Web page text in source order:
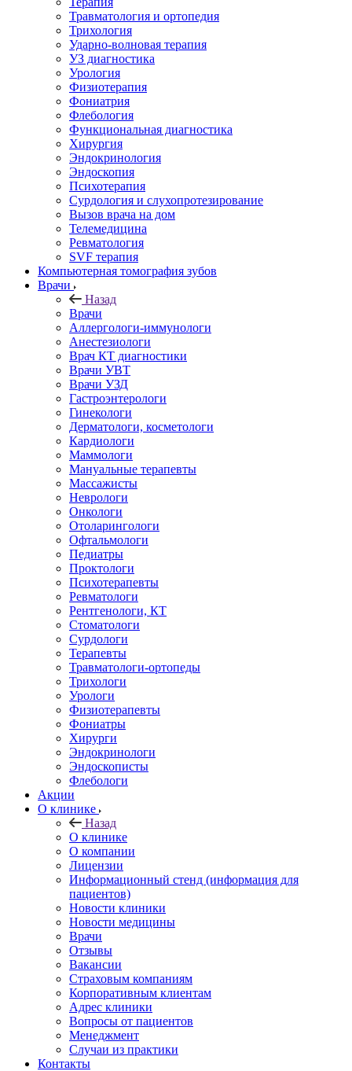
Травматология и ортопедия
Трихология
Ударно-волновая терапия
УЗ диагностика
Урология
Физиотерапия
Фониатрия
Флебология
Функциональная диагностика
Хирургия
Эндокринология
Эндоскопия
Психотерапия
Сурдология и слухопротезирование
Вызов врача на дом
Телемедицина
Ревматология
SVF терапия
Компьютерная томография зубов
Врачи
Назад
Врачи
Аллергологи-иммунологи
Анестезиологи
Врач КТ диагностики
Врачи УВТ
Врачи УЗД
Гастроэнтерологи
Гинекологи
Дерматологи, косметологи
Кардиологи
Маммологи
Мануальные терапевты
Массажисты
Неврологи
Онкологи
Отоларингологи
Офтальмологи
Педиатры
Проктологи
Психотерапевты
Ревматологи
Рентгенологи, КТ
Стоматологи
Сурдологи
Терапевты
Травматологи-ортопеды
Трихологи
Урологи
Физиотерапевты
Фониатры
Хирурги
Эндокринологи
Эндоскописты
Флебологи
Акции
О клинике
Назад
О клинике
О компании
Лицензии
Информационный стенд (информация для
пациентов)
Новости клиники
Новости медицины
Врачи
Отзывы
Вакансии
Страховым компаниям
Корпоративным клиентам
Адрес клиники
Вопросы от пациентов
Менеджмент
Случаи из практики
Контакты